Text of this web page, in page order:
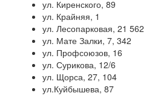
ул. Киренского, 89
ул. Крайняя, 1
ул. Лесопарковая, 21 562
ул. Мате Залки, 7, 342
ул. Профсоюзов, 16
ул. Сурикова, 12/6
ул. Щорса, 27, 104
ул.Куйбышева, 87